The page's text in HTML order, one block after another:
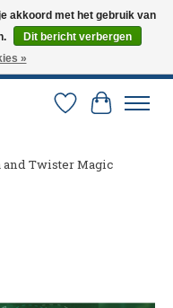
via PostNL en DHL.
afspraak te maken. 0251-
Verlanglijst
Twister Magic
akkoord met het gebruik van
Dit bericht verbergen
»